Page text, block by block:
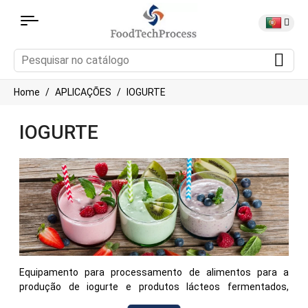
Home APLICAÇÕES IOGURTE
IOGURTE
Equipamento para processamento de alimentos para a
produção de iogurte e produtos lácteos fermentados,